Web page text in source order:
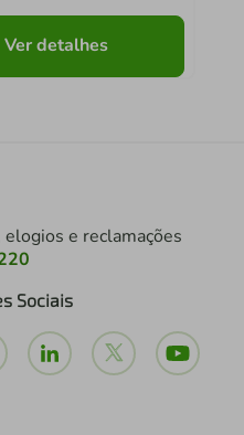
Ver detalhes
elogios e reclamações
Sociais